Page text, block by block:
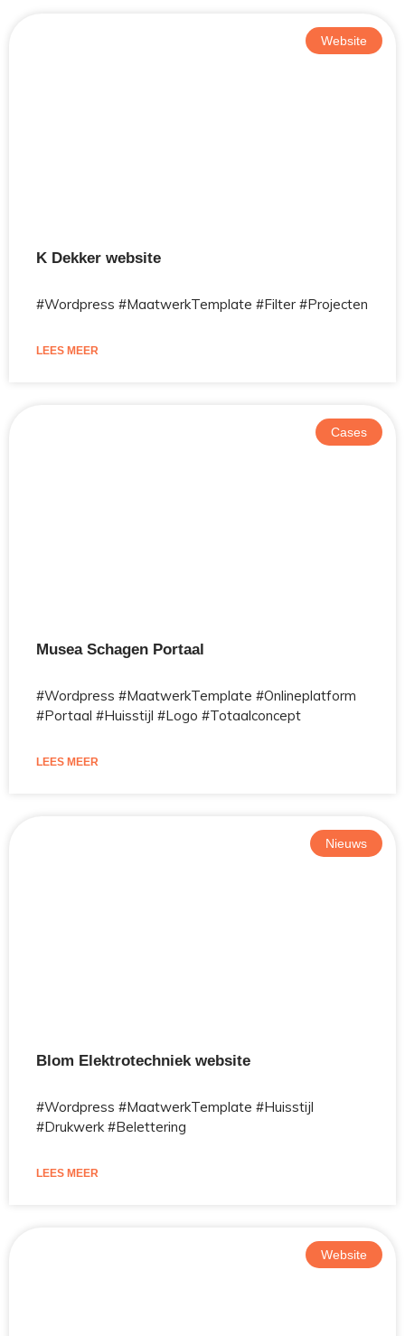
Website
K Dekker website
#Wordpress #MaatwerkTemplate #Filter #Projecten
LEES MEER
Cases
Musea Schagen Portaal
#Wordpress #MaatwerkTemplate #Onlineplatform
#Portaal #Huisstijl #Logo #Totaalconcept
LEES MEER
Nieuws
Blom Elektrotechniek website
#Wordpress #MaatwerkTemplate #Huisstijl
#Drukwerk #Belettering
LEES MEER
Website